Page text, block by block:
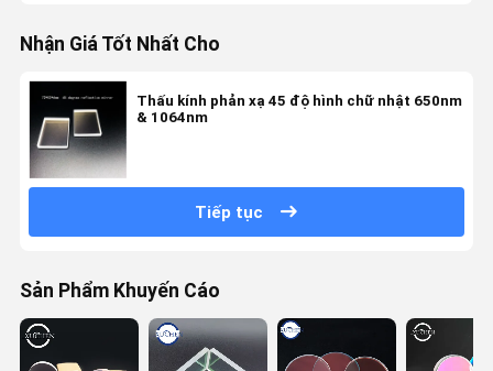
Nhận Giá Tốt Nhất Cho
Thấu kính phản xạ 45 độ hình chữ nhật 650nm
& 1064nm
Tiếp tục
Sản Phẩm Khuyến Cáo